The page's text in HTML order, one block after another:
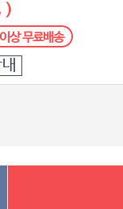
상 무료배송